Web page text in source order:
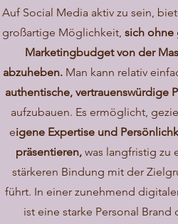
Auf Social Media aktiv zu sein,
großartige Möglichkeit, sich ohne
Marketingbudget von der
abzuheben.Man kann relativ
authentische, vertrauenswürdige
aufzubauen. Es ermöglicht,
eigene Expertise und
präsentieren,was langfristig zu
stärkeren Bindung mit der
führt. In einer zunehmend
ist eine starke Personal Brand